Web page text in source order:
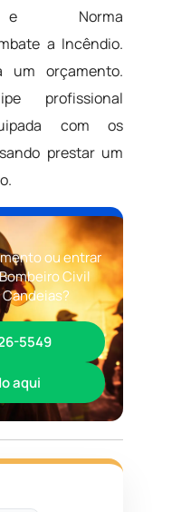
e Norma
a Incêndio.
orçamento.
profissional
com os
prestar um
ou entrar
Civil
5549
aqui